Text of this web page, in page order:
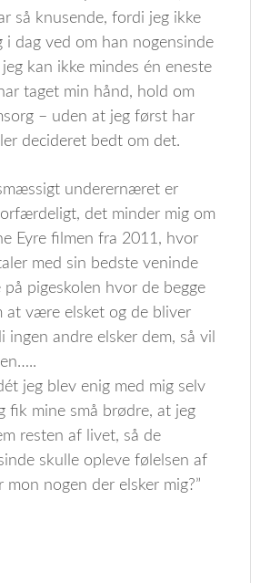
så knusende, fordi jeg ikke
i dag ved om han nogensinde
kan ikke mindes én eneste
taget min hånd, hold om
– uden at jeg først har
decideret bedt om det.
underernæret er
det minder mig om
Eyre filmen fra 2011, hvor
med sin bedste veninde
på pigeskolen hvor de begge
at være elsket og de bliver
ingen andre elsker dem, så vil
jeg blev enig med mig selv
fik mine små brødre, at jeg
resten af livet, så de
skulle opleve følelsen af
nogen der elsker mig?”